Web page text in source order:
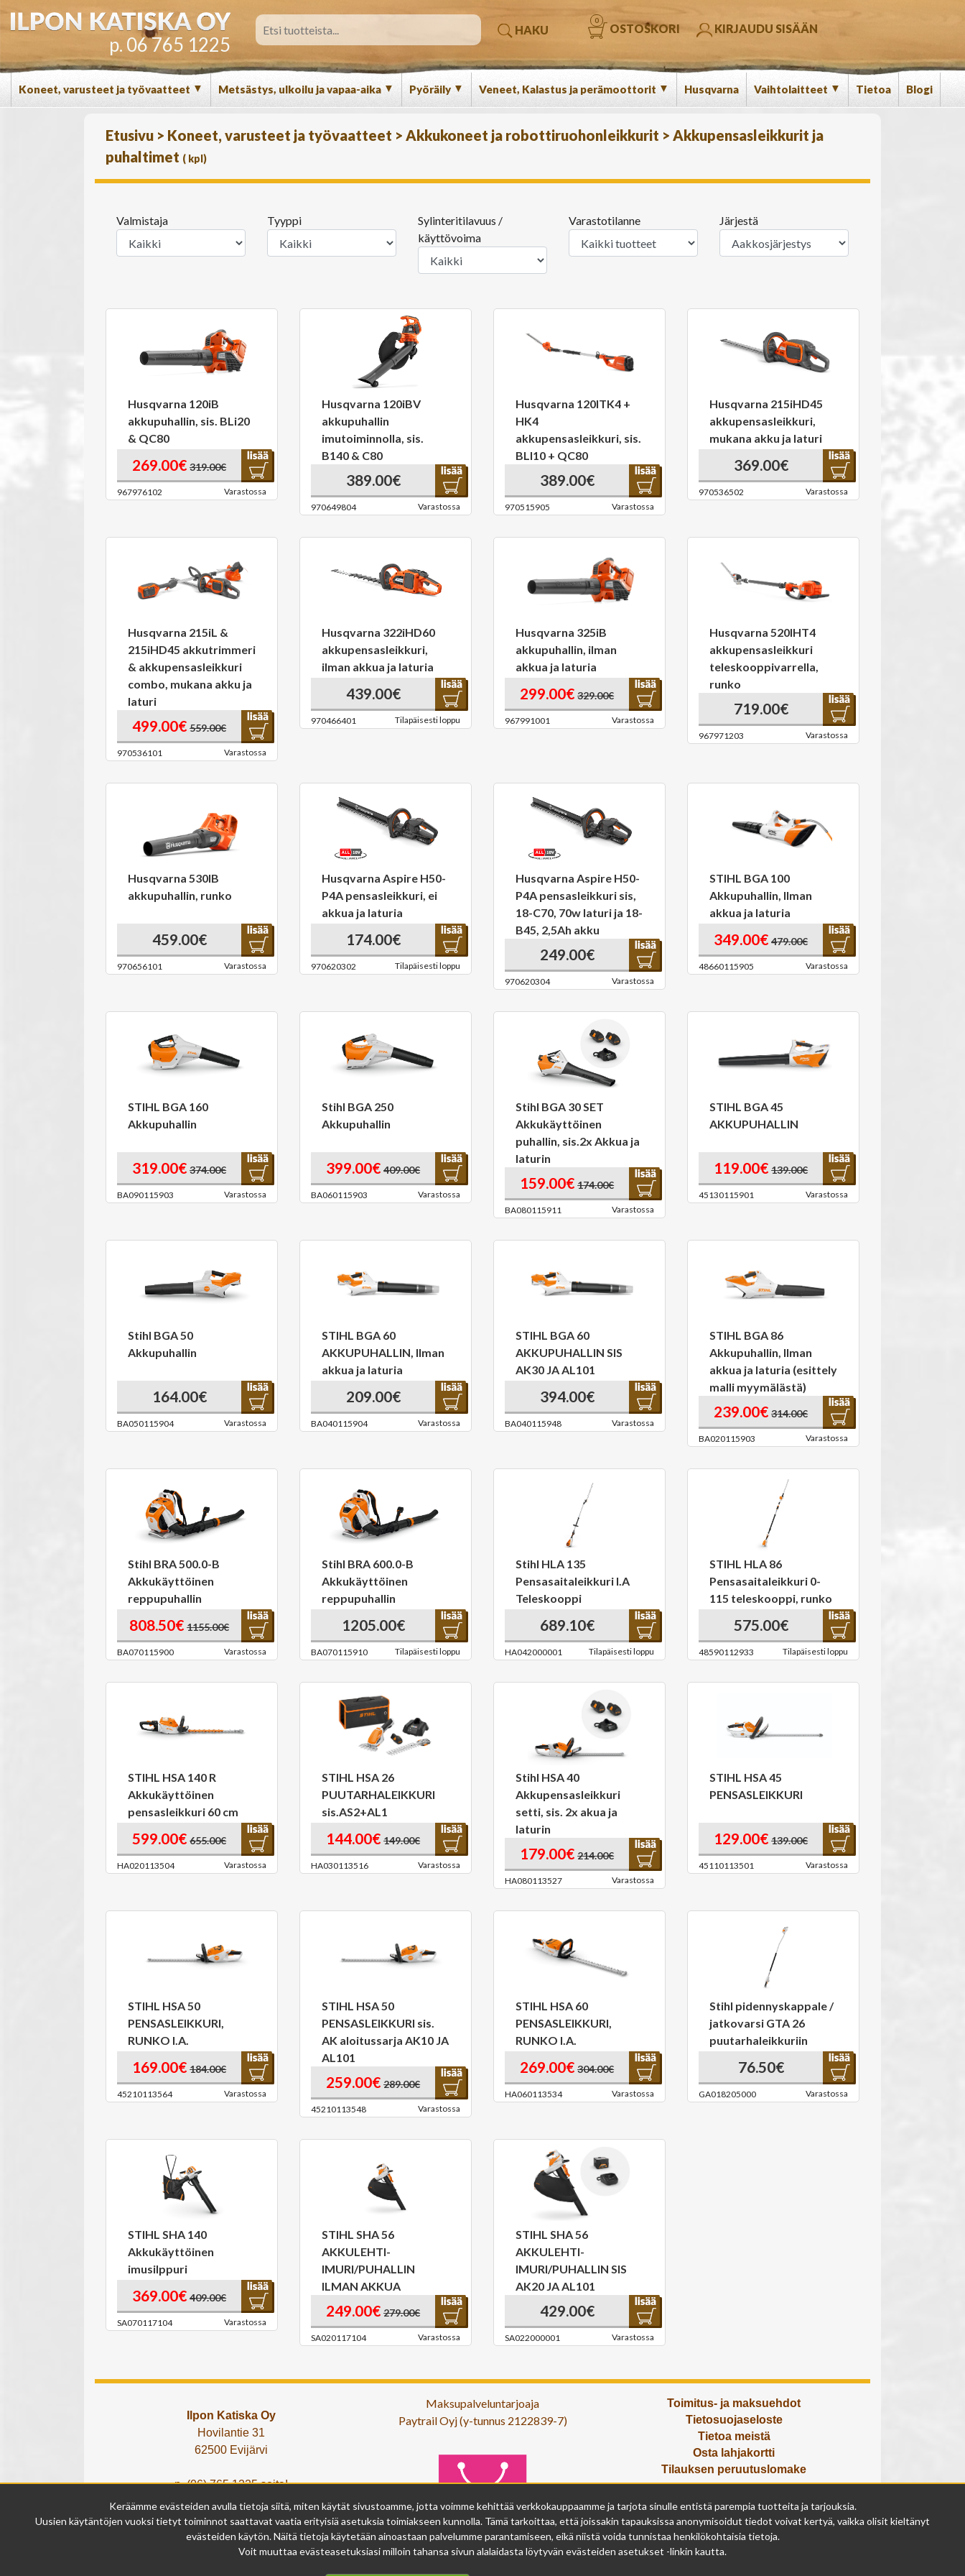
p. 06 765 1225
HAKU OSTOSKORI
0
KIRJAUDU SISÄÄN
Koneet, varusteet ja työvaatteet ▼ Metsästys, ulkoilu ja vapaa-aika ▼ Pyöräily ▼ Veneet, Kalastus ja perämoottorit ▼ Husqvarna Vaihtolaitteet ▼ Tietoa Blogi
Etusivu > Koneet, varusteet ja työvaatteet > Akkukoneet ja robottiruohonleikkurit > Akkupensasleikkurit ja
puhaltimet ( kpl)
Valmistaja Tyyppi
Sylinteritilavuus /
käyttövoima
Varastotilanne Järjestä
Husqvarna 120iB
akkupuhallin, sis. BLi20
& QC80
269.00€ 319.00€
967976102 Varastossa
Husqvarna 120iBV
akkupuhallin
imutoiminnolla, sis.
B140 & C80
389.00€
970649804 Varastossa
Husqvarna 120ITK4 +
HK4
akkupensasleikkuri, sis.
BLI10 + QC80
389.00€
970515905 Varastossa
Husqvarna 215iHD45
akkupensasleikkuri,
mukana akku ja laturi
369.00€
970536502 Varastossa
Husqvarna 215iL &
215iHD45 akkutrimmeri
& akkupensasleikkuri
combo, mukana akku ja
laturi
499.00€ 559.00€
970536101 Varastossa
Husqvarna 322iHD60
akkupensasleikkuri,
ilman akkua ja laturia
439.00€
970466401 Tilapäisesti loppu
Husqvarna 325iB
akkupuhallin, ilman
akkua ja laturia
299.00€ 329.00€
967991001 Varastossa
Husqvarna 520IHT4
akkupensasleikkuri
teleskooppivarrella,
runko
719.00€
967971203 Varastossa
Husqvarna 530IB
akkupuhallin, runko
459.00€
970656101 Varastossa
Husqvarna Aspire H50-
P4A pensasleikkuri, ei
akkua ja laturia
174.00€
970620302 Tilapäisesti loppu
Husqvarna Aspire H50-
P4A pensasleikkuri sis,
18-C70, 70w laturi ja 18-
B45, 2,5Ah akku
249.00€
970620304 Varastossa
STIHL BGA 100
Akkupuhallin, Ilman
akkua ja laturia
349.00€ 479.00€
48660115905 Varastossa
STIHL BGA 160
Akkupuhallin
319.00€ 374.00€
BA090115903 Varastossa
Stihl BGA 250
Akkupuhallin
399.00€ 409.00€
BA060115903 Varastossa
Stihl BGA 30 SET
Akkukäyttöinen
puhallin, sis.2x Akkua ja
laturin
159.00€ 174.00€
BA080115911 Varastossa
STIHL BGA 45
AKKUPUHALLIN
119.00€ 139.00€
45130115901 Varastossa
Stihl BGA 50
Akkupuhallin
164.00€
BA050115904 Varastossa
STIHL BGA 60
AKKUPUHALLIN, Ilman
akkua ja laturia
209.00€
BA040115904 Varastossa
STIHL BGA 60
AKKUPUHALLIN SIS
AK30 JA AL101
394.00€
BA040115948 Varastossa
STIHL BGA 86
Akkupuhallin, Ilman
akkua ja laturia (esittely
malli myymälästä)
239.00€ 314.00€
BA020115903 Varastossa
Stihl BRA 500.0-B
Akkukäyttöinen
reppupuhallin
808.50€ 1155.00€
BA070115900 Varastossa
Stihl BRA 600.0-B
Akkukäyttöinen
reppupuhallin
1205.00€
BA070115910 Tilapäisesti loppu
Stihl HLA 135
Pensasaitaleikkuri I.A
Teleskooppi
689.10€
HA042000001 Tilapäisesti loppu
STIHL HLA 86
Pensasaitaleikkuri 0-
115 teleskooppi, runko
575.00€
48590112933 Tilapäisesti loppu
STIHL HSA 140 R
Akkukäyttöinen
pensasleikkuri 60 cm
599.00€ 655.00€
HA020113504 Varastossa
STIHL HSA 26
PUUTARHALEIKKURI
sis.AS2+AL1
144.00€ 149.00€
HA030113516 Varastossa
Stihl HSA 40
Akkupensasleikkuri
setti, sis. 2x akua ja
laturin
179.00€ 214.00€
HA080113527 Varastossa
STIHL HSA 45
PENSASLEIKKURI
129.00€ 139.00€
45110113501 Varastossa
STIHL HSA 50
PENSASLEIKKURI,
RUNKO I.A.
169.00€ 184.00€
45210113564 Varastossa
STIHL HSA 50
PENSASLEIKKURI sis.
AK aloitussarja AK10 JA
AL101
259.00€ 289.00€
45210113548 Varastossa
STIHL HSA 60
PENSASLEIKKURI,
RUNKO I.A.
269.00€ 304.00€
HA060113534 Varastossa
Stihl pidennyskappale /
jatkovarsi GTA 26
puutarhaleikkuriin
76.50€
GA018205000 Varastossa
STIHL SHA 140
Akkukäyttöinen
imusilppuri
369.00€ 409.00€
SA070117104 Varastossa
STIHL SHA 56
AKKULEHTI-
IMURI/PUHALLIN
ILMAN AKKUA
249.00€ 279.00€
SA020117104 Varastossa
STIHL SHA 56
AKKULEHTI-
IMURI/PUHALLIN SIS
AK20 JA AL101
429.00€
SA022000001 Varastossa
Ilpon Katiska Oy
Hovilantie 31
62500 Evijärvi
p. (06) 765 1225 soita!
tai lähetä What's App viesti!
info@ilponkatiska.fi
y-tunnus: 2404114-9
Maksupalveluntarjoaja
Paytrail Oyj (y-tunnus 2122839-7)
Toimitus- ja maksuehdot
Tietosuojaseloste
Tietoa meistä
Osta lahjakortti
Tilauksen peruutuslomake
Olemme avoinna
ma - pe 9 - 17
la 9 - 14
su suljettu
Keräämme evästeiden avulla tietoja siitä, miten käytät sivustoamme, jotta voimme kehittää verkkokauppaamme ja tarjota sinulle entistä parempia tuotteita ja tarjouksia.
Uusien käytäntöjen vuoksi tietyt toiminnot saattavat vaatia erityisiä asetuksia toimiakseen kunnolla. Tämä tarkoittaa, että joissakin tapauksissa anonymisoidut tiedot voivat kertyä, vaikka olisit kieltänyt
evästeiden käytön. Näitä tietoja käytetään ainoastaan palvelumme parantamiseen, eikä niistä voida tunnistaa henkilökohtaisia tietoja.
Voit muuttaa evästeasetuksiasi milloin tahansa sivun alalaidasta löytyvän evästeiden asetukset -linkin kautta.